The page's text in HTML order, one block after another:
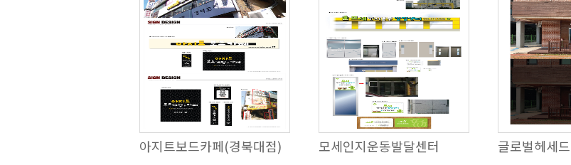
아지트보드카페(경북대점) 모세인지운동발달센터 글로벌헤세드